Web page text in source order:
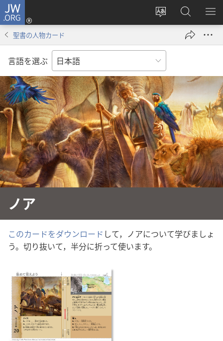
JW.ORG
サ
ト
の
言
語
を
変
え
る
ロ
グ
ン
し
い
タ
ブ
で
開
く）
JW.ORG
の
検
メ
を
聖書の人物カード
言語を選ぶ
ノア
このカードをダウンロード して，ノアについて学びましょ
う。切り抜いて，半分に折って使います。